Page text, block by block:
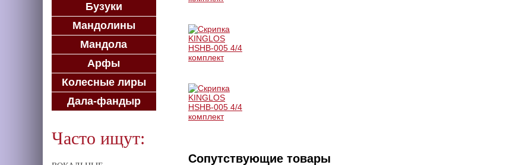
Сопутствующие товары
Бузуки
Мандолины
Мандола
Арфы
Колесные лиры
Дала-фандыр
Часто ищут: